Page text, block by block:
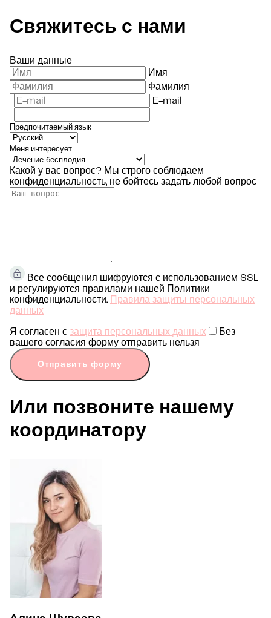
Свяжитесь с нами
Ваши данные
Имя
Фамилия
E-mail
Предпочитаемый язык
Меня интересует
Какой у вас вопрос? Мы строго соблюдаем
конфиденциальность, не бойтесь задать любой вопрос
Все сообщения шифруются с использованием SSL
и регулируются правилами нашей Политики
конфиденциальности.
Правила защиты персональных
данных
Я согласен с защита персональных данных
Без
вашего согласия форму отправить нельзя
Отправить форму
Или позвоните нашему
координатору